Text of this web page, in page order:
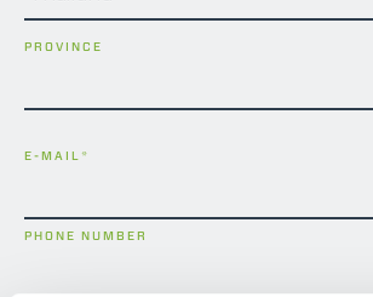
PROVINCE
E-MAIL*
PHONE NUMBER